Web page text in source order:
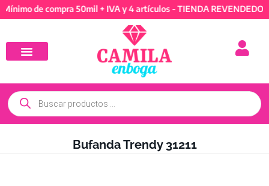
de compra 50mil + IVA y 4 artículos - TIENDA
Bufanda Trendy 31211